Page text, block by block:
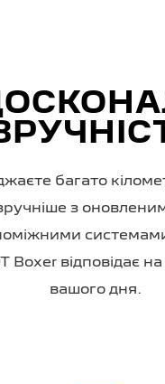
багато
з
Boxer відповідає
вашого дня.